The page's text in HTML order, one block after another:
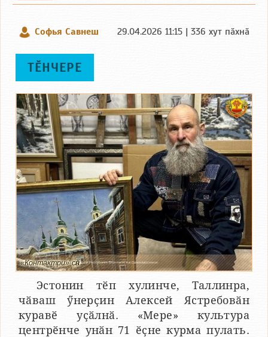
Софья Савнеш 29.04.2026 11:15 | 336 хут пӑхнӑ
ТӖНЧЕРЕ
«Контактри» сӑн
Эстонин тӗп хулинче, Таллинра,
чӑваш ӳнерҫин Алексей Ястребовӑн
куравӗ уҫӑлнӑ. «Мере» культура
центрӗнче унӑн 71 ӗҫне курма пулать.